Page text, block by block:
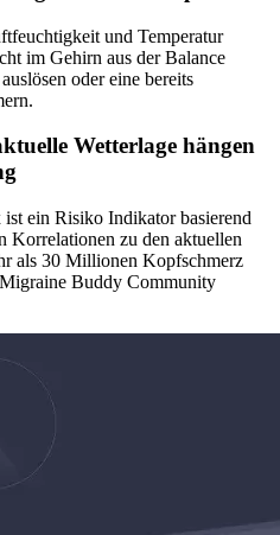
und Temperatur
im Gehirn aus der Balance
oder eine bereits
Wetterlage hängen
ein Risiko Indikator basierend
Korrelationen zu den aktuellen
als 30 Millionen Kopfschmerz
Buddy Community